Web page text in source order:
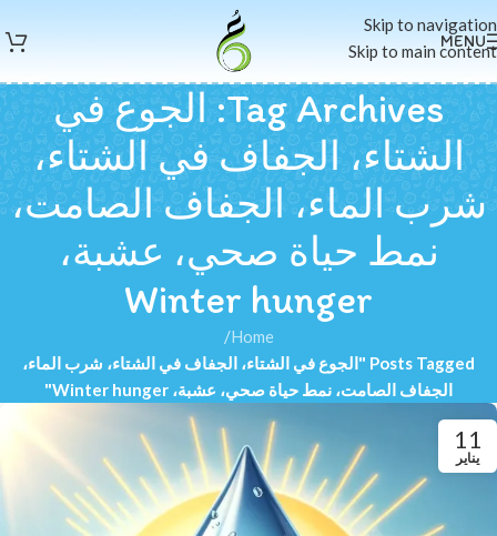
Skip to navigation
Skip to main content
MENU
Tag Archives: الجوع في
الشتاء، الجفاف في الشتاء،
شرب الماء، الجفاف الصامت،
نمط حياة صحي، عشبة،
Winter hunger
Home
/
Posts Tagged "الجوع في الشتاء، الجفاف في الشتاء، شرب الماء،
الجفاف الصامت، نمط حياة صحي، عشبة، Winter hunger"
11
يناير